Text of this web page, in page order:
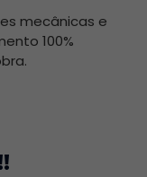
mecânicas e
100%